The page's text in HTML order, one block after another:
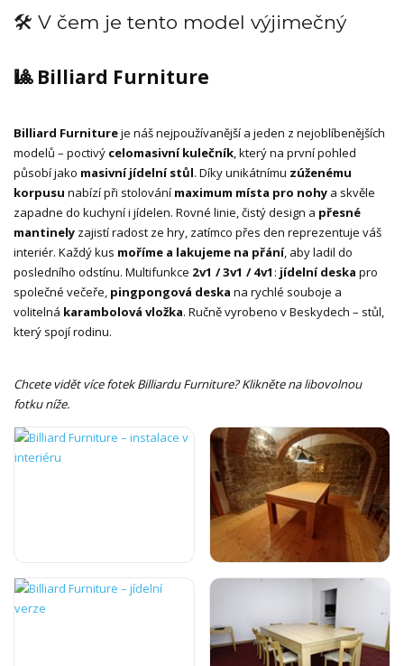
🛠️ V čem je tento model výjimečný
🎱 Billiard Furniture
Billiard Furnitureje náš nejpoužívanější a jeden z nejoblíbenějších
modelů – poctivý celomasivní kulečník, který na první pohled
působí jako masivní jídelní stůl. Díky unikátnímu zúženému
korpusu nabízí při stolování maximum místa pro nohy a skvěle
zapadne do kuchyní i jídelen. Rovné linie, čistý design a přesné
mantinely zajistí radost ze hry, zatímco přes den reprezentuje váš
interiér. Každý kus moříme a lakujeme na přání, aby ladil do
posledního odstínu. Multifunkce 2v1 / 3v1 / 4v1 : jídelní deska pro
společné večeře, pingpongová deska na rychlé souboje a
volitelná karambolová vložka. Ručně vyrobeno v Beskydech – stůl,
který spojí rodinu.
Chcete vidět více fotek Billiardu Furniture? Klikněte na libovolnou
fotku níže.